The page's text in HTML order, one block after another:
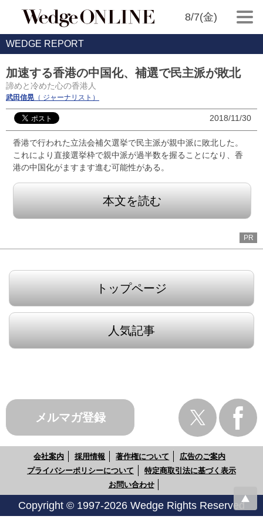
8/7(金)
WEDGE REPORT
加速する香港の中国化、補選で民主派が敗北
諦めと冷めた心の香港人
武田信晃 （ ジャーナリスト）
2018/11/30
香港で行われた立法会補欠選挙で民主派が親中派に敗北した。
これにより直接選挙枠で親中派が過半数を握ることになり、香
港の中国化がますます進む可能性がある。
本文を読む
PR
トップページ
人気記事
メルマガ登録
会社案内 採用情報 著作権について
広告のご案内
プライバシーポリシーについて
特定商取引法に基づく表示
お問い合わせ
Copyright © 1997-2026 Wedge Rights Reserved